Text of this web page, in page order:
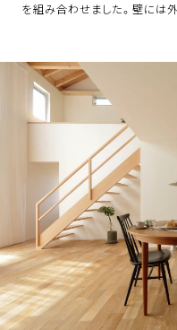
を組み合わせました。壁には